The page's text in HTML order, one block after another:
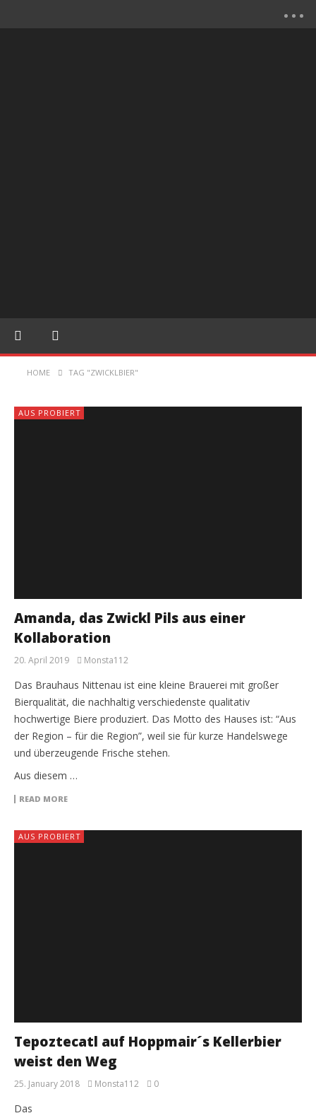
HOME TAG "ZWICKLBIER"
AUS PROBIERT
Amanda, das Zwickl Pils aus einer
Kollaboration
20. April 2019 Monsta112
Das Brauhaus Nittenau ist eine kleine Brauerei mit großer
Bierqualität, die nachhaltig verschiedenste qualitativ
hochwertige Biere produziert. Das Motto des Hauses ist: “Aus
der Region – für die Region”, weil sie für kurze Handelswege
und überzeugende Frische stehen.
Aus diesem …
READ MORE
AUS PROBIERT
Tepoztecatl auf Hoppmair´s Kellerbier
weist den Weg
25. January 2018 Monsta112 0
Das